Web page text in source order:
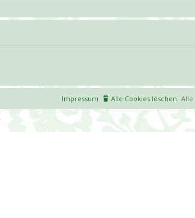
Alle
Alle Cookies löschen
Impressum